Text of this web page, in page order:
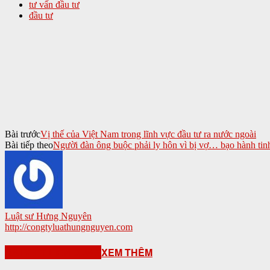
tư vấn đầu tư
đầu tư
Bài trướcVị thế của Việt Nam trong lĩnh vực đầu tư ra nước ngoài
Bài tiếp theoNgười đàn ông buộc phải ly hôn vì bị vợ… bạo hành
Luật sư Hưng Nguyên
http://congtyluathungnguyen.com
XEM THÊM